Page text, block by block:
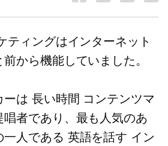
ティングはインターネット
から機能していました。
ーは 長い時間 コンテンツマ
唱者であり、最も人気のあ
一人である 英語を話す イン